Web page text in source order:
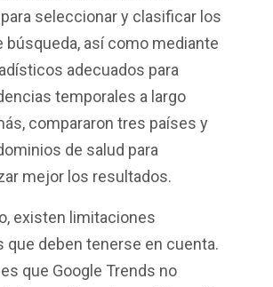
seleccionar y clasificar los
búsqueda, así como mediante
adecuados para
temporales a largo
compararon tres países y
de salud para
mejor los resultados.
existen limitaciones
que deben tenerse en cuenta.
que Google Trends no